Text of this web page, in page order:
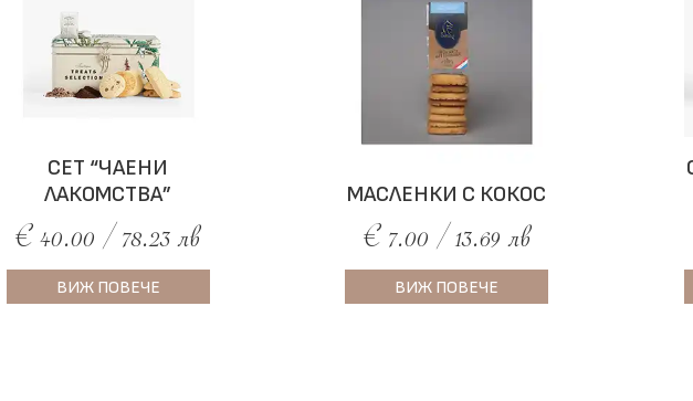
СЕТ “ЧАЕНИ
ЛАКОМСТВА”
€ 40.00 / 78.23 лв
ВИЖ ПОВЕЧЕ
МАСЛЕНКИ С КОКОС
€ 7.00 / 13.69 лв
ВИЖ ПОВЕЧЕ